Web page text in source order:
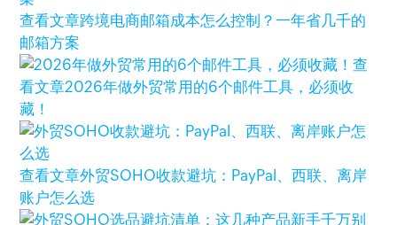
查看文章跨境电商邮箱成本怎么控制？一年省几千的
邮箱方案
查
看文章2026年做外贸常用的6个邮件工具，必须收
藏！
查看文章外贸SOHO收款避坑：PayPal、西联、离岸
账户怎么选